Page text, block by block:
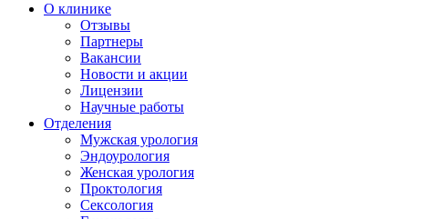
О клинике
Отзывы
Партнеры
Вакансии
Новости и акции
Лицензии
Научные работы
Отделения
Мужская урология
Эндоурология
Женская урология
Проктология
Сексология